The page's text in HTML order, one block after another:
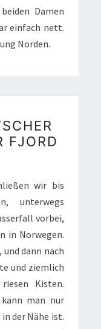
Damen
einfach nett.
Norden.
FJORD
wir bis
unterwegs
vorbei,
in Norwegen.
dann nach
und ziemlich
Kisten.
man nur
der Nähe ist.